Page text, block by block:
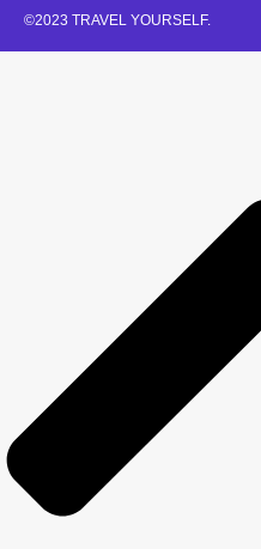
©2023 TRAVEL YOURSELF.